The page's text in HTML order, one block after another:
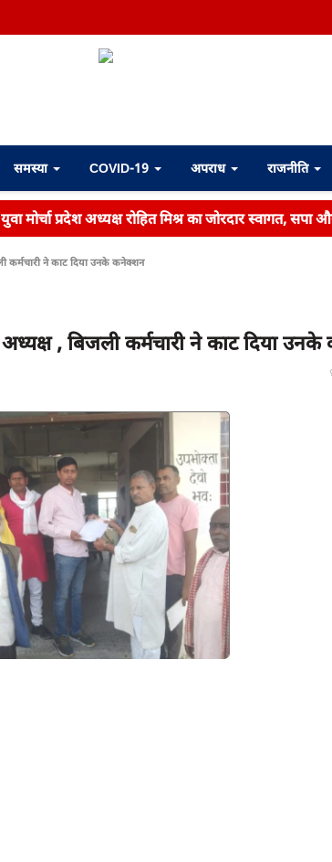
समस्या COVID-19 अपराध राजनीति
मोर्चा प्रदेश अध्यक्ष रोहित मिश्र का जोरदार स्वागत, सपा
कर्मचारी ने काट दिया उनके कनेक्शन
, बिजली कर्मचारी ने काट दिया